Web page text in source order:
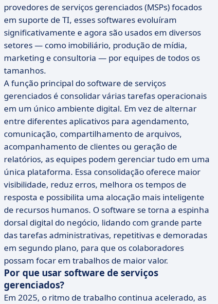
provedores de serviços gerenciados (MSPs) focados
em suporte de TI, esses softwares evoluíram
significativamente e agora são usados em diversos
setores — como imobiliário, produção de mídia,
marketing e consultoria — por equipes de todos os
tamanhos.
A função principal do software de serviços
gerenciados é consolidar várias tarefas operacionais
em um único ambiente digital. Em vez de alternar
entre diferentes aplicativos para agendamento,
comunicação, compartilhamento de arquivos,
acompanhamento de clientes ou geração de
relatórios, as equipes podem gerenciar tudo em uma
única plataforma. Essa consolidação oferece maior
visibilidade, reduz erros, melhora os tempos de
resposta e possibilita uma alocação mais inteligente
de recursos humanos. O software se torna a espinha
dorsal digital do negócio, lidando com grande parte
das tarefas administrativas, repetitivas e demoradas
em segundo plano, para que os colaboradores
possam focar em trabalhos de maior valor.
Por que usar software de serviços
gerenciados?
Em 2025, o ritmo de trabalho continua acelerado, as